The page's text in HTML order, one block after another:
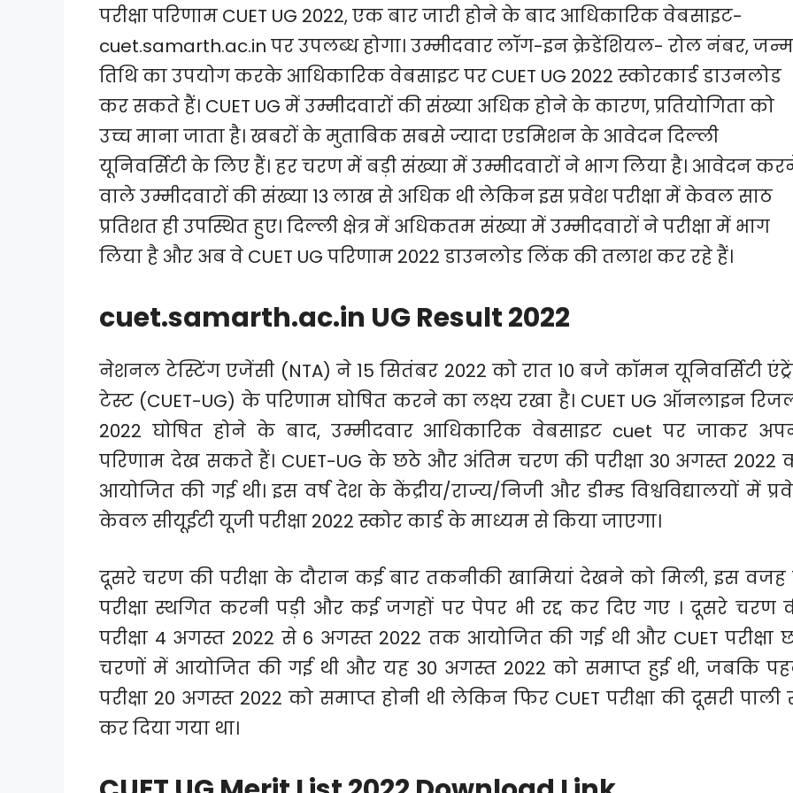
परीक्षा परिणाम CUET UG 2022, एक बार जारी होने के बाद आधिकारिक वेबसाइट-
cuet.samarth.ac.in पर उपलब्ध होगा। उम्मीदवार लॉग-इन क्रेडेंशियल- रोल नंबर, जन्म
तिथि का उपयोग करके आधिकारिक वेबसाइट पर CUET UG 2022 स्कोरकार्ड डाउनलोड
कर सकते हैं। CUET UG में उम्मीदवारों की संख्या अधिक होने के कारण, प्रतियोगिता को
उच्च माना जाता है। खबरों के मुताबिक सबसे ज्यादा एडमिशन के आवेदन दिल्ली
यूनिवर्सिटी के लिए हैं। हर चरण में बड़ी संख्या में उम्मीदवारों ने भाग लिया है। आवेदन
वाले उम्मीदवारों की संख्या 13 लाख से अधिक थी लेकिन इस प्रवेश परीक्षा में केवल साठ
प्रतिशत ही उपस्थित हुए। दिल्ली क्षेत्र में अधिकतम संख्या में उम्मीदवारों ने परीक्षा में भाग
लिया है और अब वे CUET UG परिणाम 2022 डाउनलोड लिंक की तलाश कर रहे हैं।
cuet.samarth.ac.in UG Result 2022
नेशनल टेस्टिंग एजेंसी (NTA) ने 15 सितंबर 2022 को रात 10 बजे कॉमन यूनिवर्सिटी
टेस्ट (CUET-UG) के परिणाम घोषित करने का लक्ष्य रखा है। CUET UG ऑनलाइन
2022 घोषित होने के बाद, उम्मीदवार आधिकारिक वेबसाइट cuet पर जाकर
परिणाम देख सकते हैं। CUET-UG के छठे और अंतिम चरण की परीक्षा 30 अगस्त 2022
आयोजित की गई थी। इस वर्ष देश के केंद्रीय/राज्य/निजी और डीम्ड विश्वविद्यालयों में
केवल सीयूईटी यूजी परीक्षा 2022 स्कोर कार्ड के माध्यम से किया जाएगा।
दूसरे चरण की परीक्षा के दौरान कई बार तकनीकी खामियां देखने को मिली, इस
परीक्षा स्थगित करनी पड़ी और कई जगहों पर पेपर भी रद्द कर दिए गए । दूसरे चरण
परीक्षा 4 अगस्त 2022 से 6 अगस्त 2022 तक आयोजित की गई थी और CUET परीक्षा
चरणों में आयोजित की गई थी और यह 30 अगस्त 2022 को समाप्त हुई थी, जबकि
परीक्षा 20 अगस्त 2022 को समाप्त होनी थी लेकिन फिर CUET परीक्षा की दूसरी पाली
कर दिया गया था।